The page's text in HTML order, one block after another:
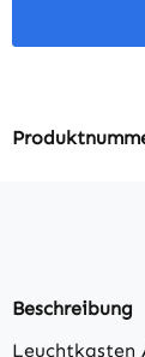
Beschreibung
Leuchtkasten